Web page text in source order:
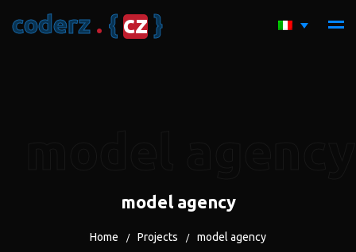
coderz . { cz }
model agency
Home / Projects / model agency